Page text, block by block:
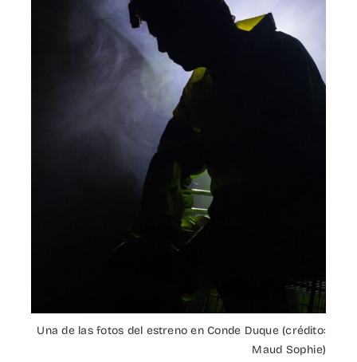
Una de las fotos del estreno en Conde Duque (crédito:
Maud Sophie)